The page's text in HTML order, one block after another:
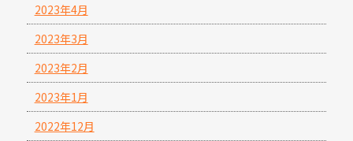
2023年4月
2023年3月
2023年2月
2023年1月
2022年12月